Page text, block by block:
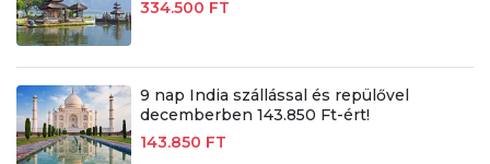
334.500 FT
9 nap India szállással és repülővel
decemberben 143.850 Ft-ért!
143.850 FT